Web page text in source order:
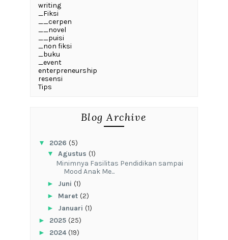
writing
_Fiksi
__cerpen
__novel
__puisi
_non fiksi
_buku
_event
enterpreneurship
resensi
Tips
Blog Archive
▼ 2026 (5)
▼ Agustus (1)
‎Minimnya Fasilitas Pendidikan sampai
Mood Anak Me...
► Juni (1)
► Maret (2)
► Januari (1)
► 2025 (25)
► 2024(19)